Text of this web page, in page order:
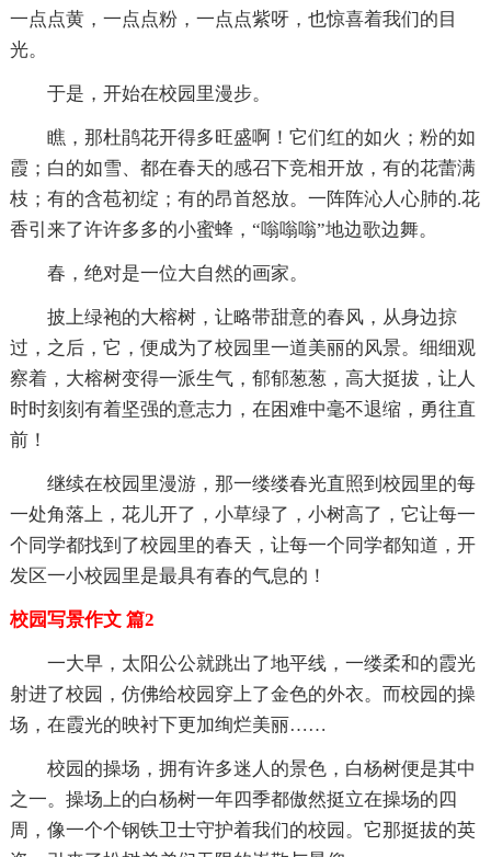
一点点黄，一点点粉，一点点紫呀，也惊喜着我们的目
光。
于是，开始在校园里漫步。
瞧，那杜鹃花开得多旺盛啊！它们红的如火；粉的如
霞；白的如雪、都在春天的感召下竞相开放，有的花蕾满
枝；有的含苞初绽；有的昂首怒放。一阵阵沁人心肺的.花
香引来了许许多多的小蜜蜂，“嗡嗡嗡”地边歌边舞。
春，绝对是一位大自然的画家。
披上绿袍的大榕树，让略带甜意的春风，从身边掠
过，之后，它，便成为了校园里一道美丽的风景。细细观
察着，大榕树变得一派生气，郁郁葱葱，高大挺拔，让人
时时刻刻有着坚强的意志力，在困难中毫不退缩，勇往直
前！
继续在校园里漫游，那一缕缕春光直照到校园里的每
一处角落上，花儿开了，小草绿了，小树高了，它让每一
个同学都找到了校园里的春天，让每一个同学都知道，开
发区一小校园里是最具有春的气息的！
校园写景作文 篇2
一大早，太阳公公就跳出了地平线，一缕柔和的霞光
射进了校园，仿佛给校园穿上了金色的外衣。而校园的操
场，在霞光的映衬下更加绚烂美丽……
校园的操场，拥有许多迷人的景色，白杨树便是其中
之一。操场上的白杨树一年四季都傲然挺立在操场的四
周，像一个个钢铁卫士守护着我们的校园。它那挺拔的英